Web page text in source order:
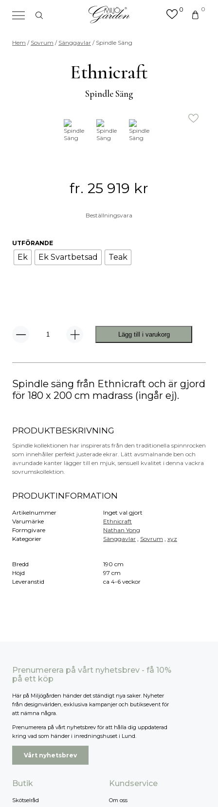
0 0
Sök efter valfri produkt eller
kategori
Hem / Sovrum / Sänggavlar / Spindle Säng
Ethnicraft
Spindle Säng
fr. 25 919 kr
Beställningsvara
UTFÖRANDE
Ek Ek Svartbetsad Teak
Spindle
Lägg till i varukorg
Spindle säng från Ethnicraft och är gjord
för 180 x 200 cm madrass (ingår ej).
PRODUKTBESKRIVNING
Spindle kollektionen har inspirerats från den traditionella spinnrocken
som innehåller perfekt justerade ekrar. Lätt avsmalnande ben och
avrundade kanter lägger till en mjuk, sensuell kvalitet i denna vackra
sovrumskollektion.
PRODUKTINFORMATION
Artikelnummer
Inget val gjort
Varumärke
Ethnicraft
Formgivare
Nathan Yong
Kategorier
Sänggavlar Sovrum ,xyz
Bredd
190 cm
Höjd
97 cm
Leveranstid
ca 4-6 veckor
Prenumerera på vårt nyhetsbrev - få 10%
på ett köp
Här på Miljögården händer det ständigt nya saker. Nyheter
från designvärlden, exklusiva kampanjer och butiksevent för
att nämna några.
Prenumerera på vårt nyhetsbrev för att hålla dig uppdaterad
kring vad som händer i inredningshuset i Lund.
Vårt nyhetsbrev
Butik
Skötselråd
Kundservice
Om oss